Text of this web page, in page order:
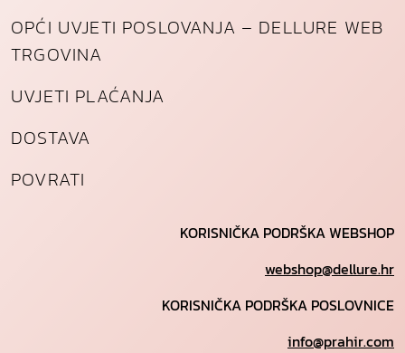
OPĆI UVJETI POSLOVANJA – DELLURE WEB
TRGOVINA
UVJETI PLAĆANJA
DOSTAVA
POVRATI
KORISNIČKA PODRŠKA WEBSHOP
webshop@dellure.hr
KORISNIČKA PODRŠKA POSLOVNICE
info@prahir.com